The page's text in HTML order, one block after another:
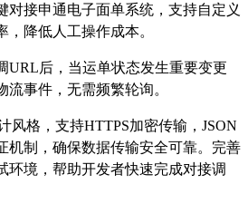
对接申通电子面单系统，支持自定义
降低人工操作成本。
URL后，当运单状态发生重要变更
事件，无需频繁轮询。
风格，支持HTTPS加密传输，JSON
机制，确保数据传输安全可靠。完善
环境，帮助开发者快速完成对接调